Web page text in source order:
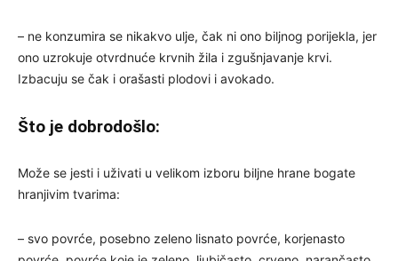
– ne konzumira se nikakvo ulje, čak ni ono biljnog porijekla, jer
ono uzrokuje otvrdnuće krvnih žila i zgušnjavanje krvi.
Izbacuju se čak i orašasti plodovi i avokado.
Što je dobrodošlo:
Može se jesti i uživati u velikom izboru biljne hrane bogate
hranjivim tvarima:
– svo povrće, posebno zeleno lisnato povrće, korjenasto